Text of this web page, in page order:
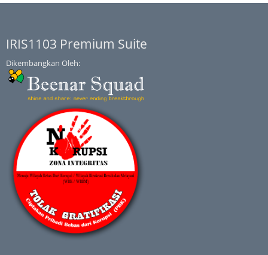
IRIS1103 Premium Suite
Dikembangkan Oleh: